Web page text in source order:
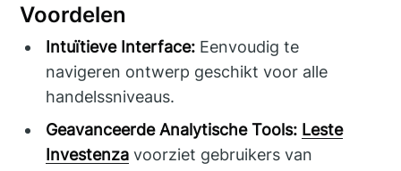
Voordelen
Intuïtieve Interface: Eenvoudig te
navigeren ontwerp geschikt voor alle
handelssniveaus.
Geavanceerde Analytische Tools: Leste
Investenza voorziet gebruikers van